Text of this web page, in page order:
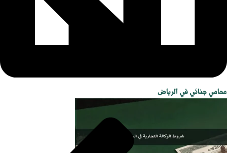
محامي جنائي في الرياض